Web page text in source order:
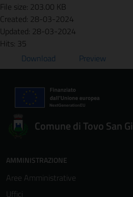
File size: 203.00 KB
Created: 28-03-2024
Updated: 28-03-2024
Hits: 35
Download
Preview
Comune di Tovo San
AMMINISTRAZIONE
Aree Amministrative
Uffici